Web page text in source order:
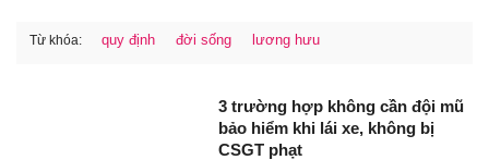
Từ khóa: quy định đời sống lương hưu
3 trường hợp không cần đội mũ
bảo hiểm khi lái xe, không bị
CSGT phạt